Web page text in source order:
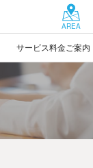
AREA
サービス料金ご案内